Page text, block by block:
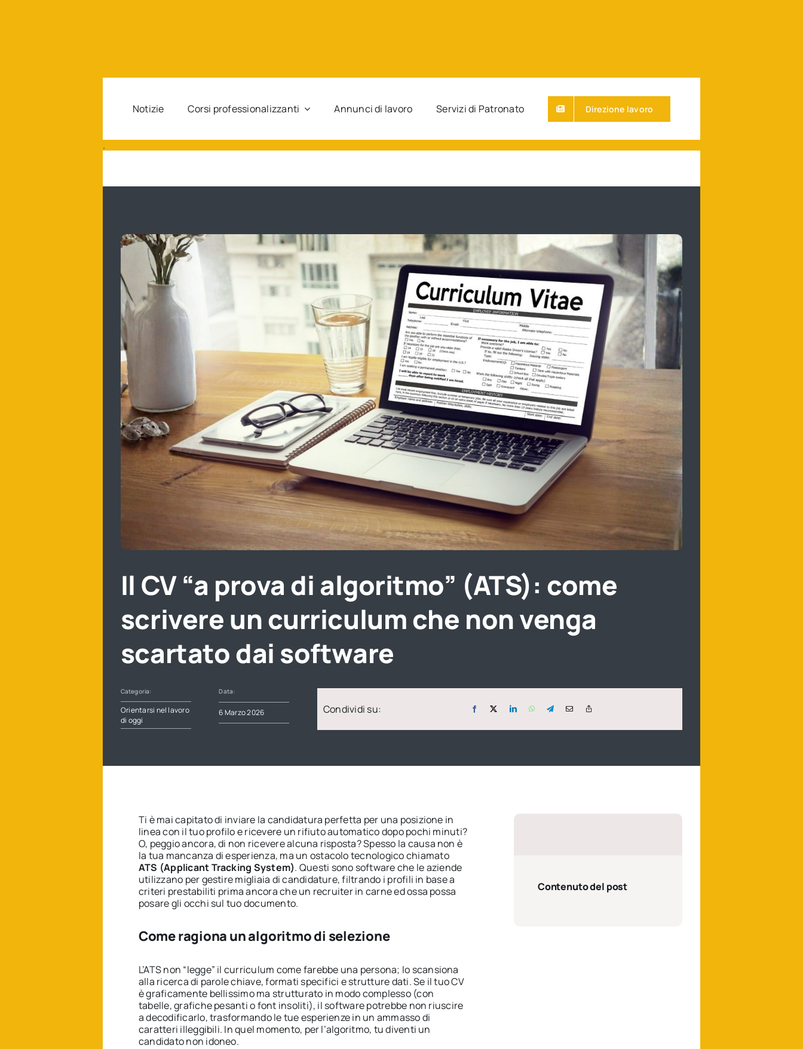
Notizie Corsi professionalizzanti Annunci di lavoro Servizi di Patronato Direzione lavoro
.
Il CV “a prova di algoritmo” (ATS): come
scrivere un curriculum che non venga
scartato dai software
Categoria:
Orientarsi nel lavoro
di oggi
Data:
6 Marzo 2026 Condividi su:
Ti è mai capitato di inviare la candidatura perfetta per una posizione in
linea con il tuo profilo e ricevere un rifiuto automatico dopo pochi minuti?
O, peggio ancora, di non ricevere alcuna risposta? Spesso la causa non è
la tua mancanza di esperienza, ma un ostacolo tecnologico chiamato
ATS (Applicant Tracking System). Questi sono software che le aziende
utilizzano per gestire migliaia di candidature, filtrando i profili in base a
criteri prestabiliti prima ancora che un recruiter in carne ed ossa possa
posare gli occhi sul tuo documento.
Come ragiona un algoritmo di selezione
L’ATS non “legge” il curriculum come farebbe una persona; lo scansiona
alla ricerca di parole chiave, formati specifici e strutture dati. Se il tuo CV
è graficamente bellissimo ma strutturato in modo complesso (con
tabelle, grafiche pesanti o font insoliti), il software potrebbe non riuscire
a decodificarlo, trasformando le tue esperienze in un ammasso di
caratteri illeggibili. In quel momento, per l’algoritmo, tu diventi un
candidato non idoneo.
Contenuto del post